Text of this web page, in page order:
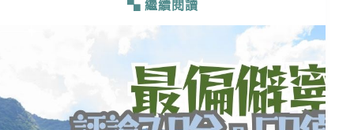
繼續閱讀